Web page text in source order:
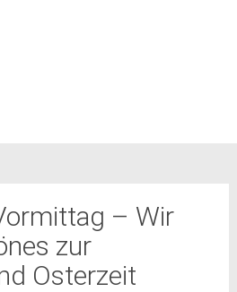
– Wir
zur
Osterzeit